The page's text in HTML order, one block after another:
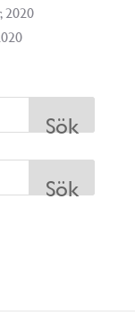
2020
Sök
Sök